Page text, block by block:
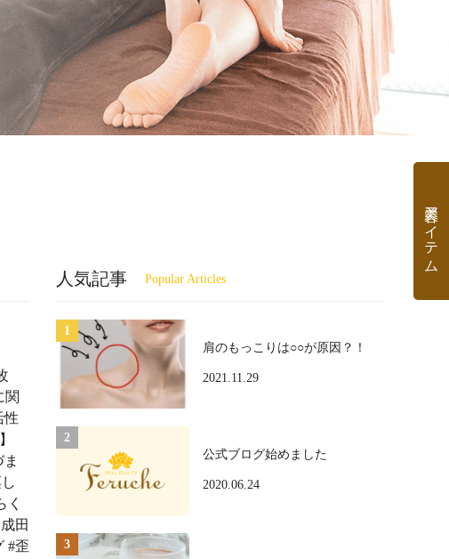
関
性
く
田
#歪
人気記事
肩のもっこりは○○が原因？！
2021.11.29
公式ブログ始めました
2020.06.24
美容アイテム